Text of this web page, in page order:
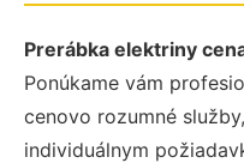
Prerábka elektriny
Ponúkame vám
cenovo rozumné
individuálnym